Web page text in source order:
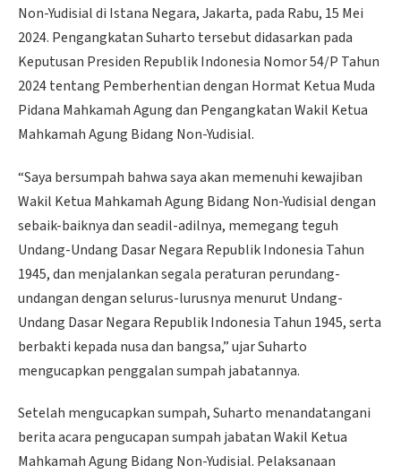
Non-Yudisial di Istana Negara, Jakarta, pada Rabu, 15 Mei
2024. Pengangkatan Suharto tersebut didasarkan pada
Keputusan Presiden Republik Indonesia Nomor 54/P Tahun
2024 tentang Pemberhentian dengan Hormat Ketua Muda
Pidana Mahkamah Agung dan Pengangkatan Wakil Ketua
Mahkamah Agung Bidang Non-Yudisial.
“Saya bersumpah bahwa saya akan memenuhi kewajiban
Wakil Ketua Mahkamah Agung Bidang Non-Yudisial dengan
sebaik-baiknya dan seadil-adilnya, memegang teguh
Undang-Undang Dasar Negara Republik Indonesia Tahun
1945, dan menjalankan segala peraturan perundang-
undangan dengan selurus-lurusnya menurut Undang-
Undang Dasar Negara Republik Indonesia Tahun 1945, serta
berbakti kepada nusa dan bangsa,” ujar Suharto
mengucapkan penggalan sumpah jabatannya.
Setelah mengucapkan sumpah, Suharto menandatangani
berita acara pengucapan sumpah jabatan Wakil Ketua
Mahkamah Agung Bidang Non-Yudisial. Pelaksanaan